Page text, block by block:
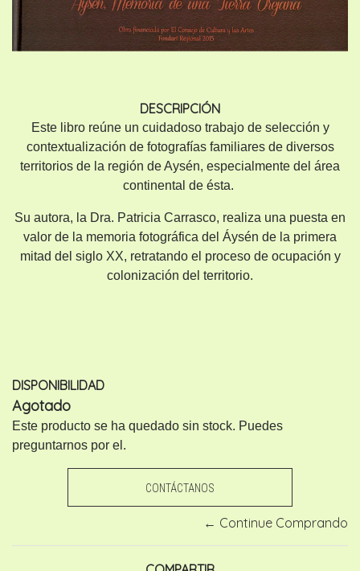
DESCRIPCIÓN
Este libro reúne un cuidadoso trabajo de selección y
contextualización de fotografías familiares de diversos
territorios de la región de Aysén, especialmente del área
continental de ésta.
Su autora, la Dra. Patricia Carrasco, realiza una puesta en
valor de la memoria fotográfica del Áysén de la primera
mitad del siglo XX, retratando el proceso de ocupación y
colonización del territorio.
DISPONIBILIDAD
Agotado
Este producto se ha quedado sin stock. Puedes
preguntarnos por el.
CONTÁCTANOS
← Continue Comprando